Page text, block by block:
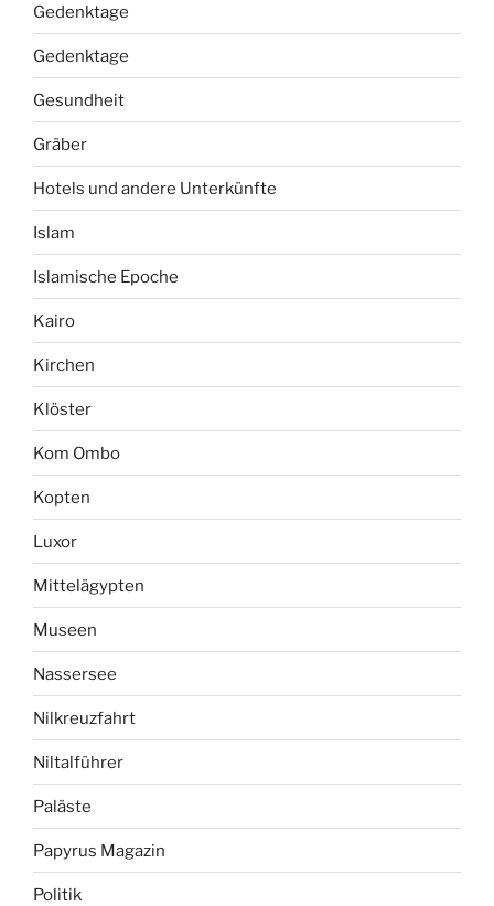
Gedenktage
Gedenktage
Gesundheit
Gräber
Hotels und andere Unterkünfte
Islam
Islamische Epoche
Kairo
Kirchen
Klöster
Kom Ombo
Kopten
Luxor
Mittelägypten
Museen
Nassersee
Nilkreuzfahrt
Niltalführer
Paläste
Papyrus Magazin
Politik